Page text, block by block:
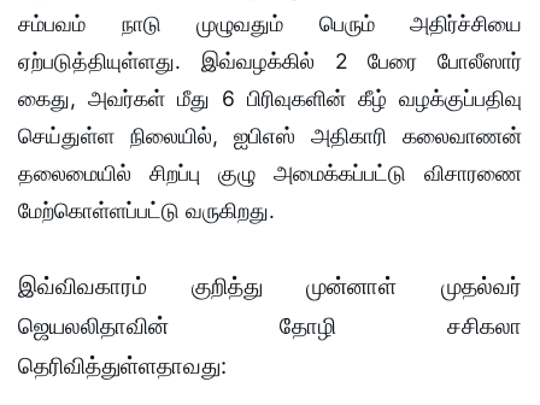
சம்பவம் நாடு முழுவதும் பெரும் அதிர்ச்சியை
ஏற்படுத்தியுள்ளது. இவ்வழக்கில் 2 பேரை போலீஸார்
கைது, அவர்கள் மீது 6 பிரிவுகளின் கீழ் வழக்குப்பதிவு
செய்துள்ள நிலையில், ஐபிஎஸ் அதிகாரி கலைவாணன்
தலைமையில் சிறப்பு குழு அமைக்கப்பட்டு விசாரணை
மேற்கொள்ளப்பட்டு வருகிறது.
இவ்விவகாரம் குறித்து முன்னாள் முதல்வர்
ஜெயலலிதாவின் தோழி சசிகலா
தெரிவித்துள்ளதாவது: